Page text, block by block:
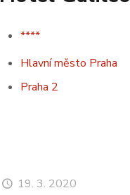
****
Hlavní město Praha
Praha 2
19. 3. 2020